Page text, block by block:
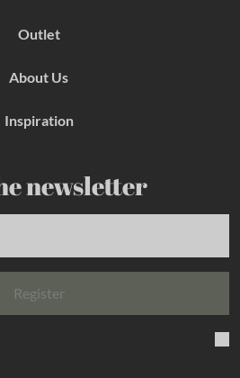
Outlet
About Us
Inspiration
newsletter
Register